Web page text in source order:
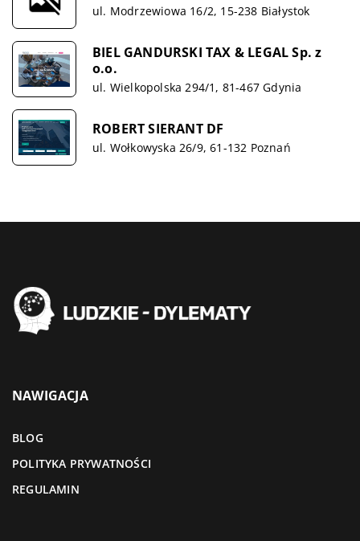
ul. Modrzewiowa 16/2, 15-238 Białystok
BIEL GANDURSKI TAX & LEGAL Sp. z
o.o.
ul. Wielkopolska 294/1, 81-467 Gdynia
ROBERT SIERANT DF
ul. Wołkowyska 26/9, 61-132 Poznań
NAWIGACJA
BLOG
POLITYKA PRYWATNOŚCI
REGULAMIN